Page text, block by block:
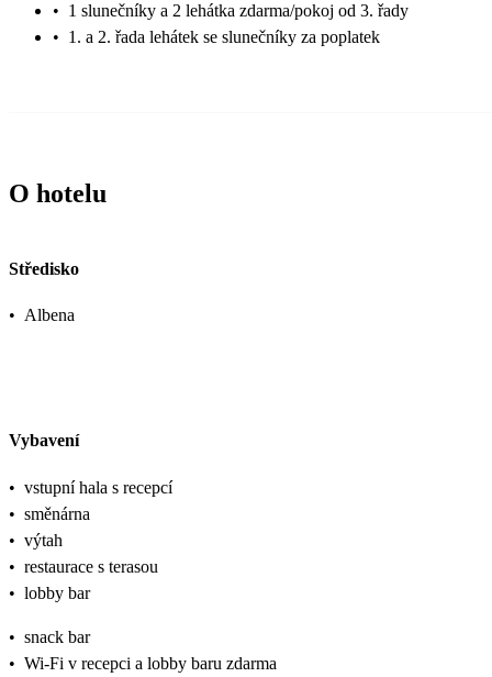
• 1 slunečníky a 2 lehátka zdarma/pokoj od 3. řady
• 1. a 2. řada lehátek se slunečníky za poplatek
O hotelu
Středisko
• Albena
Vybavení
• vstupní hala s recepcí
• směnárna
• výtah
• restaurace s terasou
• lobby bar
• snack bar
• Wi-Fi v recepci a lobby baru zdarma